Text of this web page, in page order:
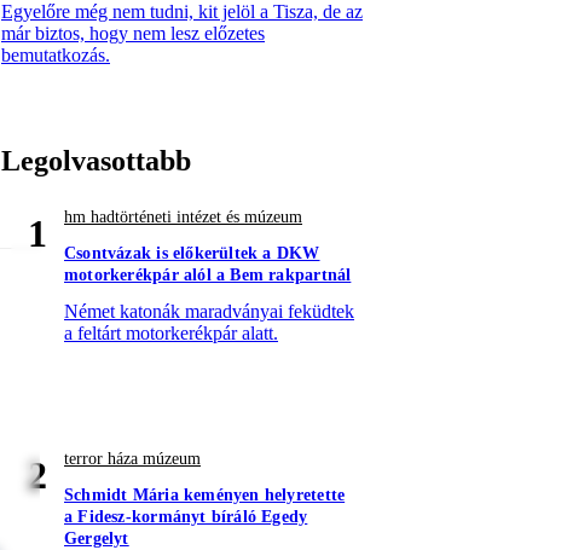
Egyelőre még nem tudni, kit jelöl a Tisza, de az
már biztos, hogy nem lesz előzetes
bemutatkozás.
Legolvasottabb
1
hm hadtörténeti intézet és múzeum
Csontvázak is előkerültek a DKW
motorkerékpár alól a Bem rakpartnál
Német katonák maradványai feküdtek
a feltárt motorkerékpár alatt.
2
terror háza múzeum
Schmidt Mária keményen helyretette
a Fidesz-kormányt bíráló Egedy
Gergelyt